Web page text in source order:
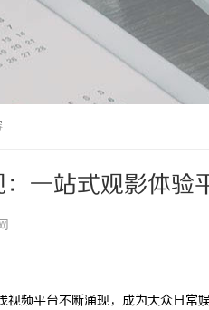
一站式观影体验
视频平台不断涌现，成为大众日常